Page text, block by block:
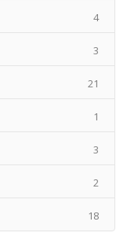
4
3
21
1
3
2
18